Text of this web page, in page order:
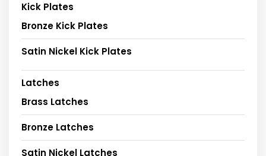
Kick Plates
Bronze Kick Plates
Satin Nickel Kick Plates
Latches
Brass Latches
Bronze Latches
Satin Nickel Latches